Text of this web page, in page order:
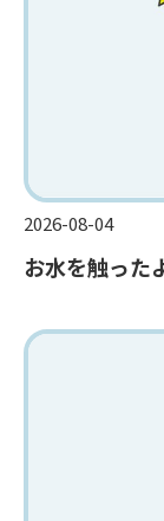
2026-08-04
お水を触った